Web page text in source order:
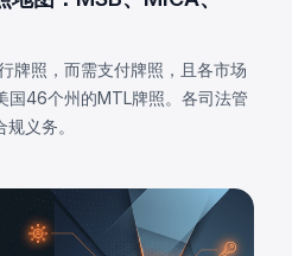
牌照，而需支付牌照，且各市场
国46个州的MTL牌照。各司法管
义务。